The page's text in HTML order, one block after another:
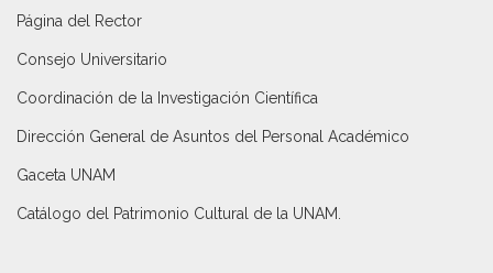
Página del Rector
Consejo Universitario
Coordinación de la Investigación Científica
Dirección General de Asuntos del Personal Académico
Gaceta UNAM
Catálogo del Patrimonio Cultural de la UNAM.